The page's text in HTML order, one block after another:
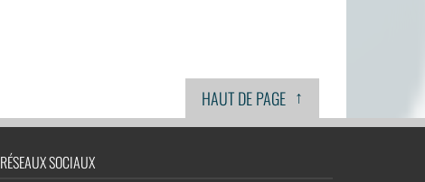
HAUT DE PAGE ↑
RÉSEAUX SOCIAUX